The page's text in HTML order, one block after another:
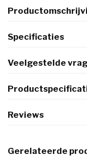
Specificaties
Veelgestelde
Reviews
Gerelateerde